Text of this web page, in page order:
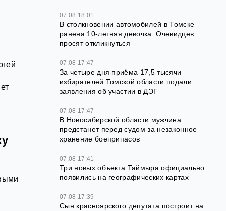
07.08 18:01
В столкновении автомобилей в Томске
ранена 10-летняя девочка. Очевидцев
просят откликнуться
07.08 17:47
За четыре дня приёма 17,5 тысячи
избирателей Томской области подали
заявления об участии в ДЭГ
07.08 17:47
В Новосибирской области мужчина
предстанет перед судом за незаконное
хранение боеприпасов
07.08 17:41
Три новых объекта Таймыра официально
появились на географических картах
07.08 17:39
Сын красноярского депутата построит на